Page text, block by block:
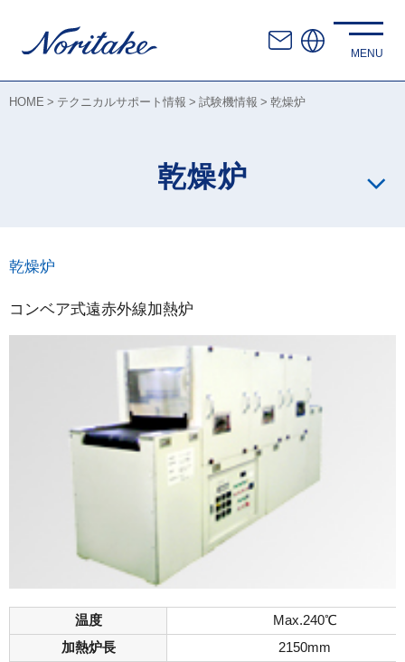
HOME テクニカルサポート情報 試験機情報 乾燥炉
乾燥炉
乾燥炉
コンベア式遠赤外線加熱炉
温度
Max.240℃
加熱炉長
2150mm